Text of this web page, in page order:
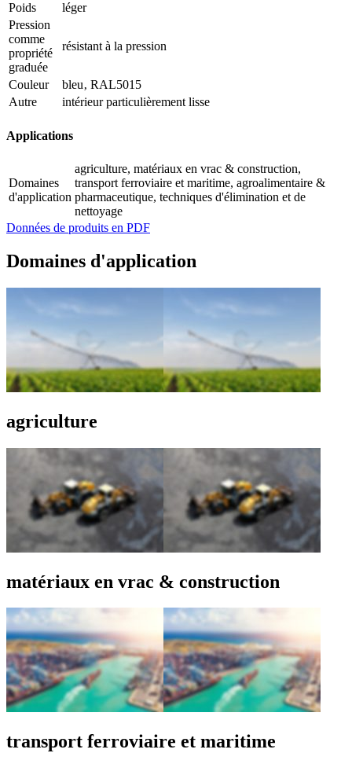
Poids
léger
Pression
comme
propriété
graduée
résistant à la pression
Couleur
bleu‚ RAL5015
Autre
intérieur particulièrement lisse
Applications
Domaines
d'application
agriculture, matériaux en vrac & construction,
transport ferroviaire et maritime, agroalimentaire &
pharmaceutique, techniques d'élimination et de
nettoyage
Données de produits en PDF
Domaines d'application
agriculture
matériaux en vrac & construction
transport ferroviaire et maritime